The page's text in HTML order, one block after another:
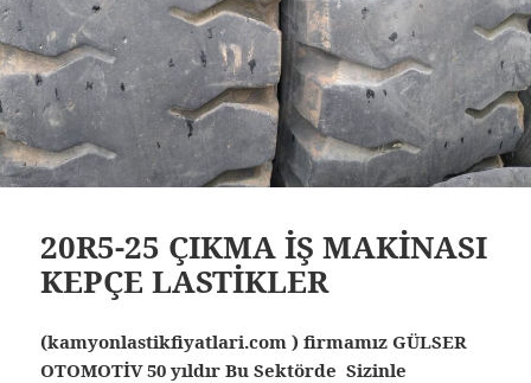
20R5-25 ÇIKMA İŞ MAKİNASI
KEPÇE LASTİKLER
(kamyonlastikfiyatlari.com ) firmamız GÜLSER
OTOMOTİV 50 yıldır Bu Sektörde Sizinle